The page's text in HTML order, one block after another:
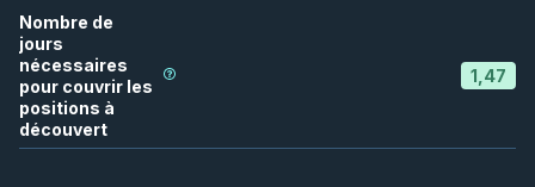
Nombre de
jours
nécessaires
pour couvrir les
positions à
découvert
1,47